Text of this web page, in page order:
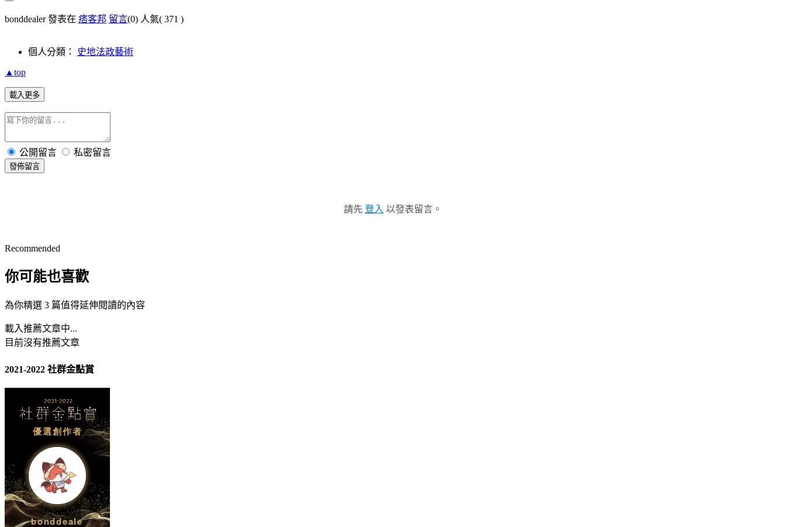
bonddealer 發表在 痞客邦 留言(0) 人氣( 371 )
個人分類： 史地法政藝術
▲top
載入更多
公開留言 私密留言
發佈留言
請先 登入 以發表留言。
Recommended
你可能也喜歡
為你精選 3 篇值得延伸閱讀的內容
載入推薦文章中...
目前沒有推薦文章
2021-2022 社群金點賞